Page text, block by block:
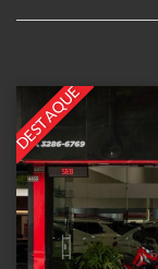
DESTAQUE